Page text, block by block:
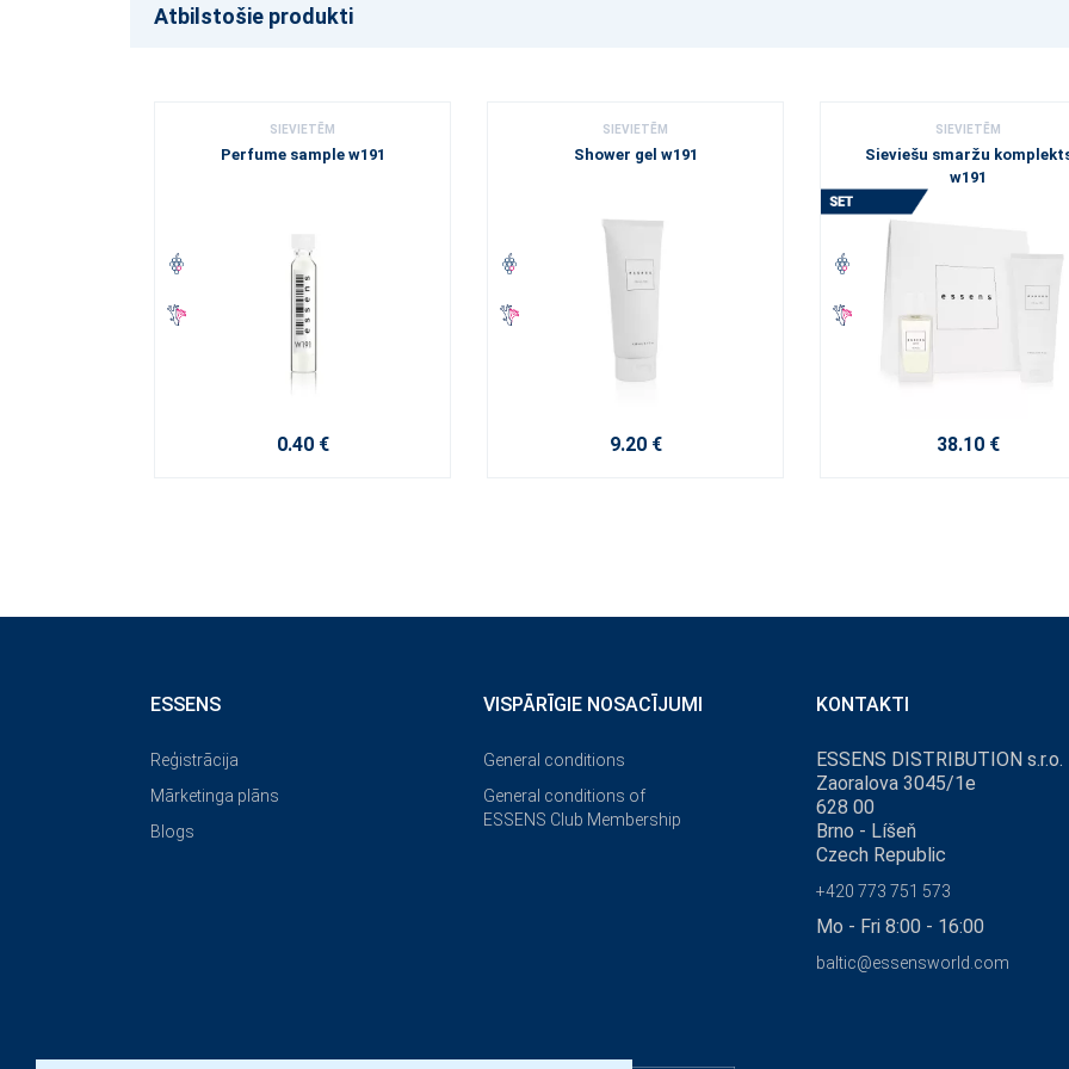
Atbilstošie produkti
SIEVIETĒM
Perfume sample w191
0.40 €
SIEVIETĒM
Shower gel w191
9.20 €
SIEVIETĒM
Sieviešu smaržu
w191
38.10 €
ESSENS
Reģistrācija
Mārketinga plāns
Blogs
VISPĀRĪGIE NOSACĪJUMI
General conditions
General conditions of
ESSENS Club Membership
KONTAKTI
ESSENS DISTRIBUTION s.r.o.
Zaoralova 3045/1e
628 00
Brno - Líšeň
Czech Republic
+420 773 751 573
Mo - Fri 8:00 - 16:00
baltic@essensworld.com